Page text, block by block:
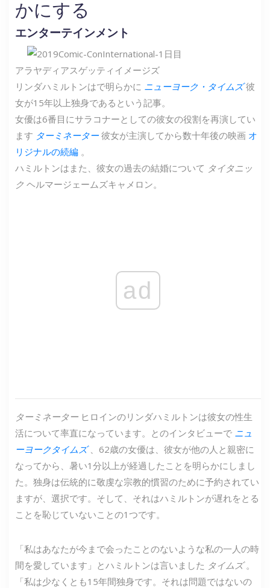
かにする
エンターテインメント
アラヤディアスゲッティイメージズ
リンダハミルトンはで明らかに ニューヨーク・タイムズ 彼
女が15年以上独身であるという記事。
女優は6番目にサラコナーとしての彼女の役割を再演してい
ます ターミネーター 彼女が主演してから数十年後の映画 オ
リジナルの続編 。
ハミルトンはまた、彼女の過去の結婚について タイタニッ
ク ヘルマージェームズキャメロン。
ad
ターミネーター ヒロインのリンダハミルトンは彼女の性生
活について率直になっています。とのインタビューで ニュ
ーヨークタイムズ
、62歳の女優は、彼女が他の人と親密に
なってから、暑い1分以上が経過したことを明らかにしまし
た。独身は伝統的に敬虔な宗教的慣習のために予約されてい
ますが、選択です。そして、それはハミルトンが遅れをとる
ことを恥じていないことの1つです。
「私はあなたが今まで会ったことのないような私の一人の時
間を愛しています」とハミルトンは言いました タイムズ。
「私は少なくとも15年間独身です。それは問題ではないの